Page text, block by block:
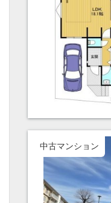
中古マンション